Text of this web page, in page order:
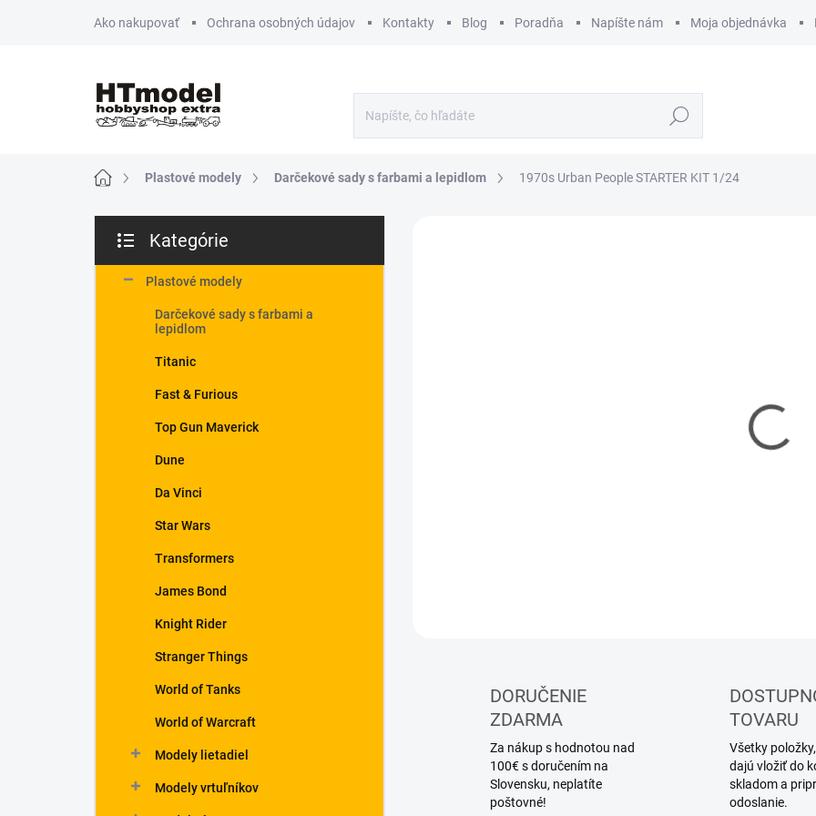
Ako nakupovať Ochrana osobných údajov Kontakty Blog Poradňa Napíšte nám Moja objednávka
Hľadať
DomovPlastové modely Darčekové sady s farbami a lepidlom 1970s Urban People STARTER KIT 1/24
č
kategórie
Kategórie
Plastové modely
Darčekové sady s farbami a
lepidlom
Titanic
Fast & Furious
Top Gun Maverick
Dune
Da Vinci
Star Wars
Transformers
James Bond
Knight Rider
Stranger Things
World of Tanks
World of Warcraft
Modely lietadiel
Modely vrtuľníkov
DORUČENIE
ZDARMA
Za nákup s hodnotou nad
100€ s doručením na
Slovensku, neplatíte
poštovné!
TOVARU
Všetky
dajú vložiť do
skladom a
odoslanie.